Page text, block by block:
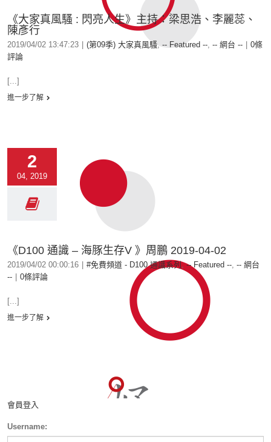
《大家真風騷 : 閃亮人生》主持：梁思浩、李麗蕊、
陳彥行
2019/04/02 13:47:23 (第09季) 大家真風騷,-- Featured --, -- 網台 --
0條
評論
[...]
進一步了解
2
04, 2019
《D100 通識 – 海豚生存V 》周鵬 2019-04-02
2019/04/02 00:00:16 #免費頻道 - D100 通識系列,-- Featured --, -- 網台
--
0條評論
[...]
進一步了解
會員登入
Username: